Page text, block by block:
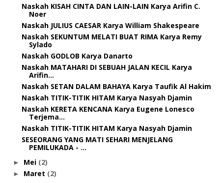
Naskah KISAH CINTA DAN LAIN-LAIN Karya Arifin C.
Noer
Naskah JULIUS CAESAR Karya William Shakespeare
Naskah SEKUNTUM MELATI BUAT RIMA Karya Remy
Sylado
Naskah GODLOB Karya Danarto
Naskah MATAHARI DI SEBUAH JALAN KECIL Karya
Arifin...
Naskah SETAN DALAM BAHAYA Karya Taufik Al Hakim
Naskah TITIK-TITIK HITAM Karya Nasyah Djamin
Naskah KERETA KENCANA Karya Eugene Lonesco
Terjema...
Naskah TITIK-TITIK HITAM Karya Nasyah Djamin
SESEORANG YANG MATI SEHARI MENJELANG
PEMILUKADA - ...
► Mei (2)
► Maret (2)